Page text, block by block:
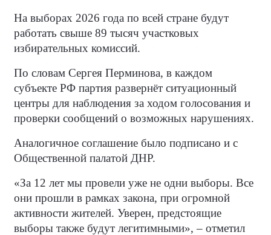
На выборах 2026 года по всей стране будут
работать свыше 89 тысяч участковых
избирательных комиссий.
По словам Сергея Перминова, в каждом
субъекте РФ партия развернёт ситуационный
центры для наблюдения за ходом голосования и
проверки сообщений о возможных нарушениях.
Аналогичное соглашение было подписано и с
Общественной палатой ДНР.
«За 12 лет мы провели уже не одни выборы. Все
они прошли в рамках закона, при огромной
активности жителей. Уверен, предстоящие
выборы также будут легитимными», – отметил